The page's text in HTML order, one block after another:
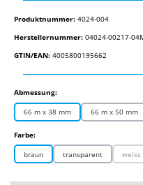
Produktnummer: 4024-004
Herstellernummer: 04024-00217-
GTIN/EAN: 4005800195662
Abmessung:auswählen
66 m x 38 mm 66 m x 50 mm
Farbe:auswählen
braun transparent weiss